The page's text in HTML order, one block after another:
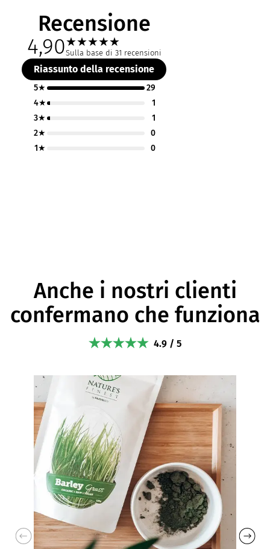
Recensione
4,90★★★★★
Sulla base di 31 recensioni
Riassunto della recensione
5★
29
4★
1
3★
1
2★
0
1★
0
Anche i nostri clienti
confermano che funziona
4.9 / 5